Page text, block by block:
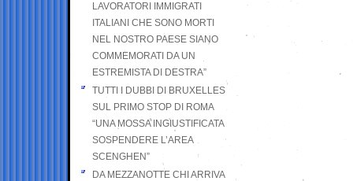
LAVORATORI IMMIGRATI
ITALIANI CHE SONO MORTI
NEL NOSTRO PAESE SIANO
COMMEMORATI DA UN
ESTREMISTA DI DESTRA”
TUTTI I DUBBI DI BRUXELLES
SUL PRIMO STOP DI ROMA
“UNA MOSSA INGIUSTIFICATA
SOSPENDERE L’AREA
SCENGHEN”
DA MEZZANOTTE CHI ARRIVA